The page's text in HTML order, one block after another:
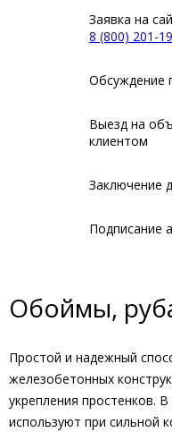
Заявка на
8 (800) 201-
Обсуждение
Выезд на
клиентом
Заключение
Подписание
Обоймы,
Простой и надежный
железобетонных
укрепления простенков.
используют при сильной